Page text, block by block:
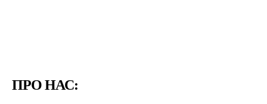
ПРО НАС: